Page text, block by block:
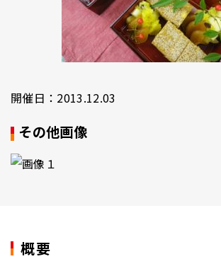
開催日：2013.12.03
その他画像
概要